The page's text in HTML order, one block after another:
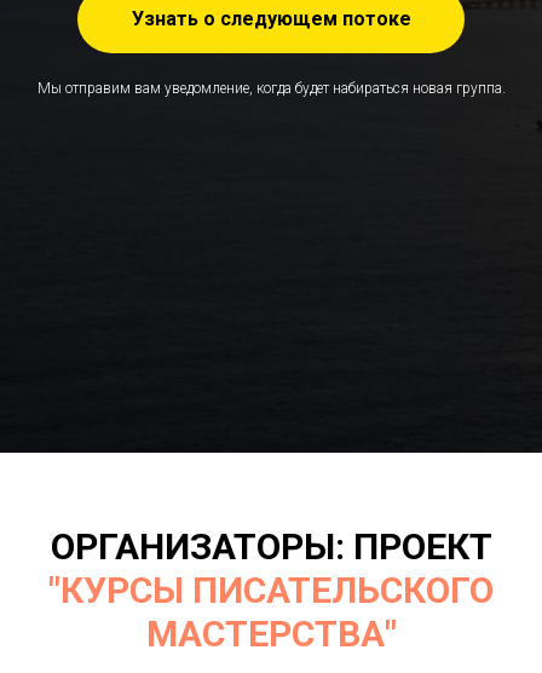
Узнать о следующем потоке
Мы отправим вам уведомление, когда будет набираться новая группа.
ОРГАНИЗАТОРЫ: ПРОЕКТ
"КУРСЫ ПИСАТЕЛЬСКОГО
МАСТЕРСТВА"